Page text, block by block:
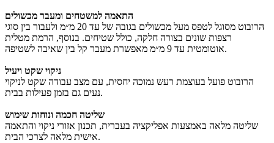
התאמה למשטחים ומעבר מכשולים
הרובוט מסוגל לטפס מעל מכשולים בגובה של עד 20 מ״מ ולעבור בין סוגי
רצפות שונים בצורה חלקה, כולל שטיחים. בנוסף, הרמת מטלית
אוטומטית עד 9 מ״מ מאפשרת מעבר קל בין שאיבה לשטיפה.
ניקוי שקט ויעיל
הרובוט פועל בעוצמת רעש נמוכה יחסית, עם מצב עבודה שקט לניקוי
נעים גם בזמן פעילות בבית.
שליטה חכמה ונוחות שימוש
שליטה מלאה באמצעות אפליקציה בעברית, תכנון אזורי ניקוי והתאמה
אישית מלאה לצרכי הבית.